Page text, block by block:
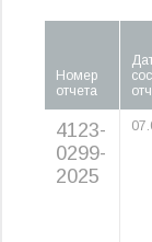
Номер
отчета
4123-
0299-
2025